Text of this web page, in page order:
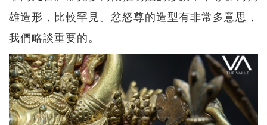
雄造形，比較罕見。忿怒尊的造型有非常多意思，
我們略談重要的。